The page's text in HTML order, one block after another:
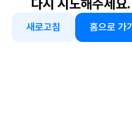
다시 시도해주세요.
새로고침 홈으로 가기